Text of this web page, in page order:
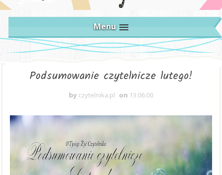
Menu
Podsumowanie czytelnicze lutego!
by czytelnika.pl on 13:06:00